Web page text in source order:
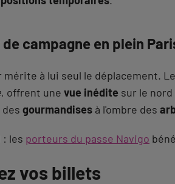
de campagne en plein
mérite à lui seul le déplacement.
, offrent une vue inédite sur le
gourmandises à l'ombre des
: les porteurs du passe Navigo
vos billets